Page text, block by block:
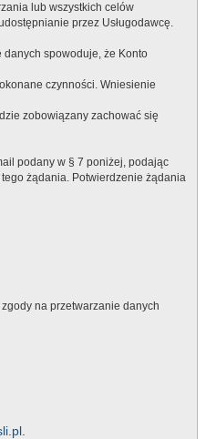
lub wszystkich celów
przez Usługodawcę.
danych spowoduje, że Konto
czynności. Wniesienie
zobowiązany zachować się
podany w § 7 poniżej, podając
żądania. Potwierdzenie żądania
na przetwarzanie danych